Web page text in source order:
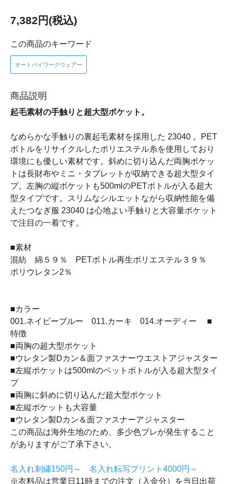
7,382円(税込)
この商品のキーワード
オートバイワークウェアー
商品説明
起毛素材の手触りと超大型ポケット。
なめらかな手触りの裏起毛素材を採用した 23040 。PET
ボトルをリサイクルしたポリエステル糸を使用しており
環境にも優しい素材です。斜めに切り込んだ両胸ポケッ
トは長財布やミニ・タブレットが収納できる超大型タイ
プ。左胸の縦ポケットも500mlのPETボトルが入る超大
型タイプです。スリムなシルエットながら収納性能を備
えたつなぎ服 23040 は心地よい手触りと大容量ポケット
で注目の一着です。
■素材
混紡 綿５９％ PETボトル再生ポリエステル３９％
ポリウレタン2％
■カラー
001.ネイビーブルー 011.カーキ 014.オーディー ■
特徴
■両胸の超大型ポケット
■ウレタン製Dカン＆面ファスナーウエストアジャスター
■左縦ポケットは500mlのペットボトルが入る超大型タイ
プ
■両胸に斜めに切り込んだ超大型ポケット
■左縦ポケットも大容量
■ウレタン製Dカン＆面ファスナーアジャスター
この商品は海外生地のため、多少色ブレが発生すること
がありますがご了承下さい。
名入れ刺繍150円～ 名入れ転写プリント4000円～
※衣料品は営業日11時までの注文（入金分）を当日出荷